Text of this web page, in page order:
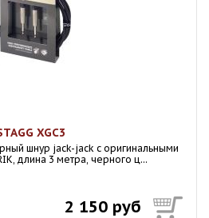
XGC3
шнур jack-jack с оригинальными
длина 3 метра, черного ц...
2 150 руб